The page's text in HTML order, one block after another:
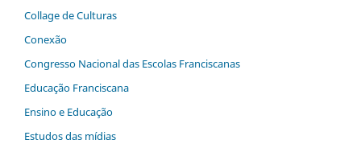
Collage de Culturas
Conexão
Congresso Nacional das Escolas Franciscanas
Educação Franciscana
Ensino e Educação
Estudos das mídias